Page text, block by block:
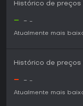
Histórico de preços
- - -
Atualmente mais
Histórico de preços
- - -
Atualmente mais